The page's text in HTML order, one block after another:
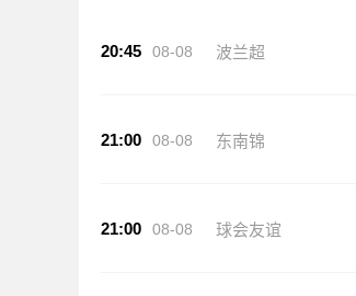
20:45 08-08 波兰超
21:00 08-08 东南锦
21:00 08-08 球会友谊